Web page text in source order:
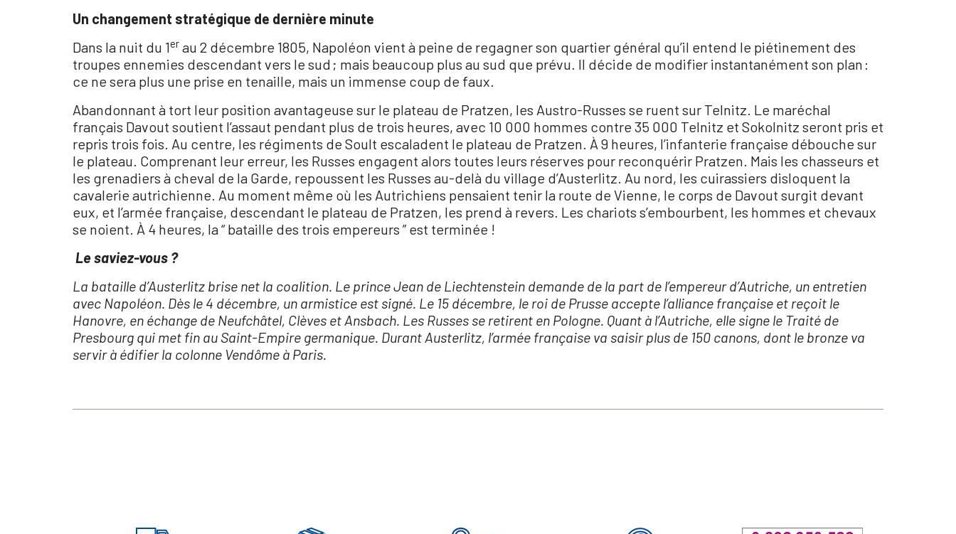
Un changement stratégique de dernière minute
Dans la nuit du 1er au 2 décembre 1805, Napoléon vient à peine de regagner son quartier général qu’il entend le piétinement des
troupes ennemies descendant vers le sud ; mais beaucoup plus au sud que prévu. Il décide de modifier instantanément son plan :
ce ne sera plus une prise en tenaille, mais un immense coup de faux.
Abandonnant à tort leur position avantageuse sur le plateau de Pratzen, les Austro-Russes se ruent sur Telnitz. Le maréchal
français Davout soutient l’assaut pendant plus de trois heures, avec 10 000 hommes contre 35 000 Telnitz et Sokolnitz seront pris et
repris trois fois. Au centre, les régiments de Soult escaladent le plateau de Pratzen. À 9 heures, l’infanterie française débouche sur
le plateau. Comprenant leur erreur, les Russes engagent alors toutes leurs réserves pour reconquérir Pratzen. Mais les chasseurs et
les grenadiers à cheval de la Garde, repoussent les Russes au-delà du village d’Austerlitz. Au nord, les cuirassiers disloquent la
cavalerie autrichienne. Au moment même où les Autrichiens pensaient tenir la route de Vienne, le corps de Davout surgit devant
eux, et l’armée française, descendant le plateau de Pratzen, les prend à revers. Les chariots s’embourbent, les hommes et chevaux
se noient. À 4 heures, la “ bataille des trois empereurs ” est terminée !
Le saviez-vous ?
La bataille d’Austerlitz brise net la coalition. Le prince Jean de Liechtenstein demande de la part de l’empereur d’Autriche, un entretien
avec Napoléon. Dès le 4 décembre, un armistice est signé. Le 15 décembre, le roi de Prusse accepte l’alliance française et reçoit le
Hanovre, en échange de Neufchâtel, Clèves et Ansbach. Les Russes se retirent en Pologne. Quant à l’Autriche, elle signe le Traité de
Presbourg qui met fin au Saint-Empire germanique. Durant Austerlitz, l’armée française va saisir plus de 150 canons, dont le bronze va
servir à édifier la colonne Vendôme à Paris.